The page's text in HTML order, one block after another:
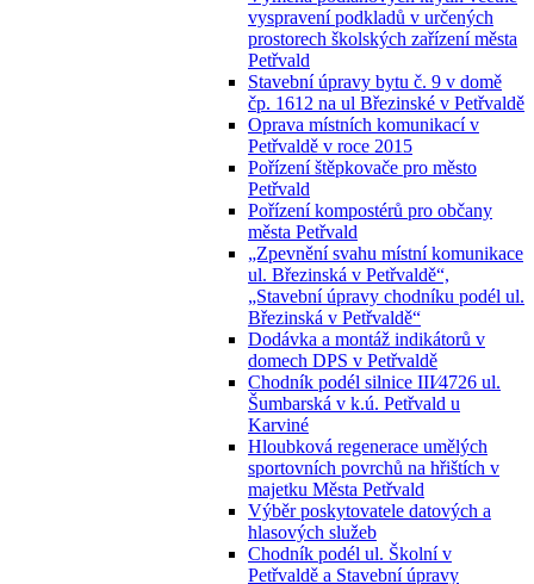
vyspravení podkladů v určených
prostorech školských zařízení města
Petřvald
Stavební úpravy bytu č. 9 v domě
čp. 1612 na ul Březinské v Petřvaldě
Oprava místních komunikací v
Petřvaldě v roce 2015
Pořízení štěpkovače pro město
Petřvald
Pořízení kompostérů pro občany
města Petřvald
„Zpevnění svahu místní komunikace
ul. Březinská v Petřvaldě“,
„Stavební úpravy chodníku podél ul.
Březinská v Petřvaldě“
Dodávka a montáž indikátorů v
domech DPS v Petřvaldě
Chodník podél silnice III⁄4726 ul.
Šumbarská v k.ú. Petřvald u
Karviné
Hloubková regenerace umělých
sportovních povrchů na hřištích v
majetku Města Petřvald
Výběr poskytovatele datových a
hlasových služeb
Chodník podél ul. Školní v
Petřvaldě a Stavební úpravy